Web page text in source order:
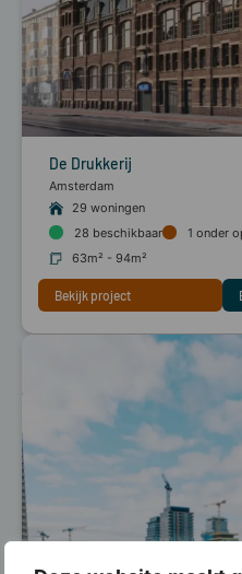
De Drukkerij
Amsterdam
29 woningen
28 beschikbaar 1 onder
63m² - 94m²
Bekijk project